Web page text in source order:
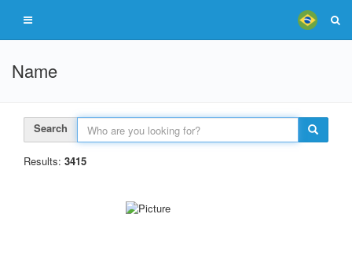
Name
Search
Results: 3415